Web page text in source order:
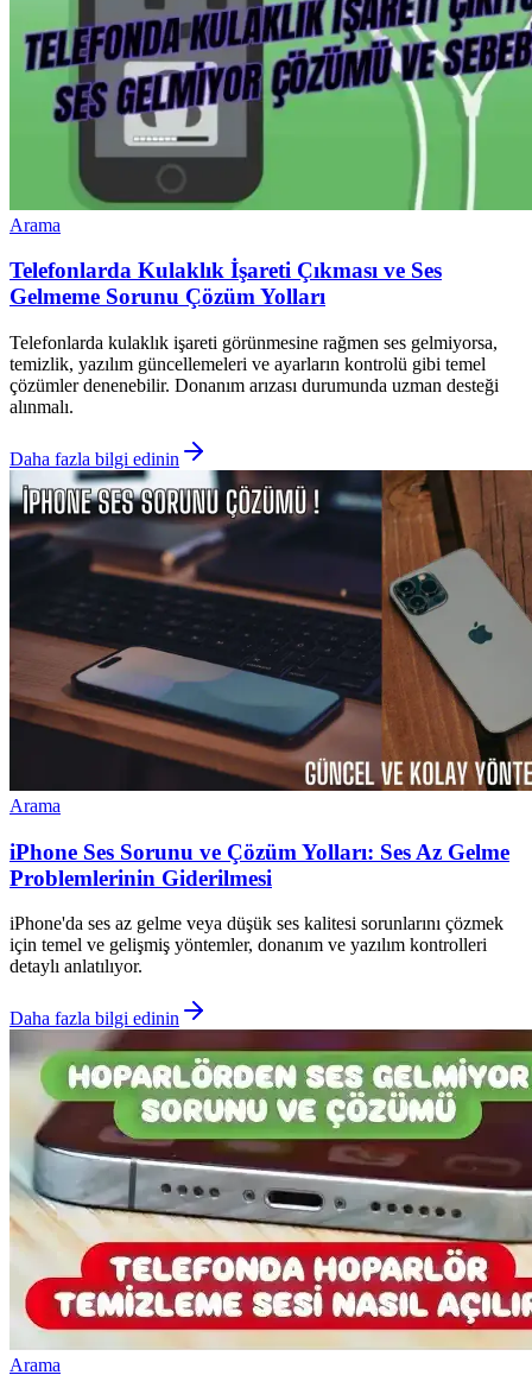
Arama
Telefonlarda Kulaklık İşareti Çıkması ve Ses
Gelmeme Sorunu Çözüm Yolları
Telefonlarda kulaklık işareti görünmesine rağmen ses gelmiyorsa,
temizlik, yazılım güncellemeleri ve ayarların kontrolü gibi temel
çözümler denenebilir. Donanım arızası durumunda uzman desteği
alınmalı.
Daha fazla bilgi edinin
Arama
iPhone Ses Sorunu ve Çözüm Yolları: Ses Az Gelme
Problemlerinin Giderilmesi
iPhone'da ses az gelme veya düşük ses kalitesi sorunlarını çözmek
için temel ve gelişmiş yöntemler, donanım ve yazılım kontrolleri
detaylı anlatılıyor.
Daha fazla bilgi edinin
Arama